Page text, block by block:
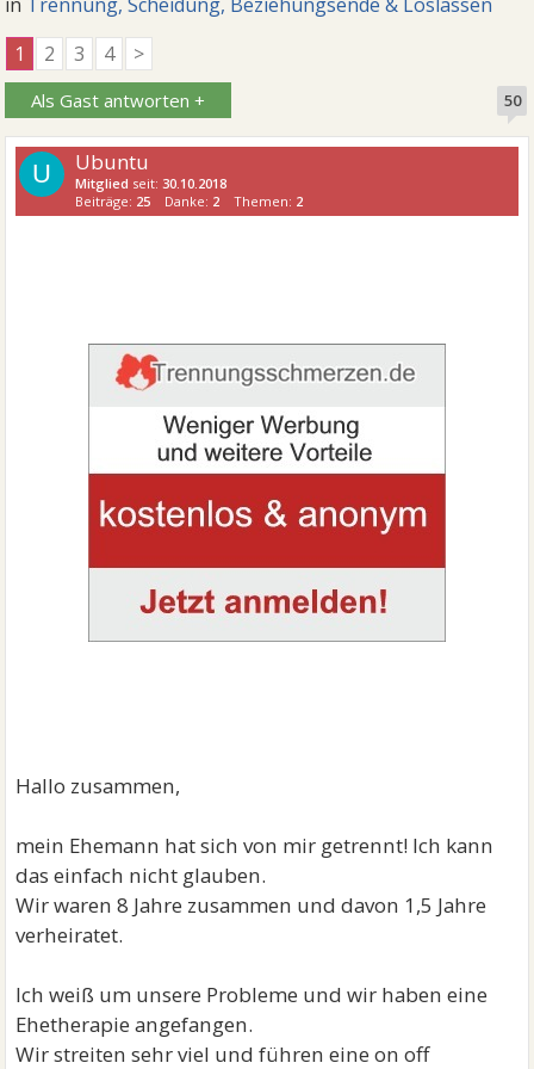
1
2 3 4 >
Als Gast antworten + 50
U Ubuntu
Mitglied seit:30.10.2018
Beiträge: 25 Danke: 2 Themen: 2
Hallo zusammen,
mein Ehemann hat sich von mir getrennt! Ich kann
das einfach nicht glauben.
Wir waren 8 Jahre zusammen und davon 1,5 Jahre
verheiratet.
Ich weiß um unsere Probleme und wir haben eine
Ehetherapie angefangen.
Wir streiten sehr viel und führen eine on off